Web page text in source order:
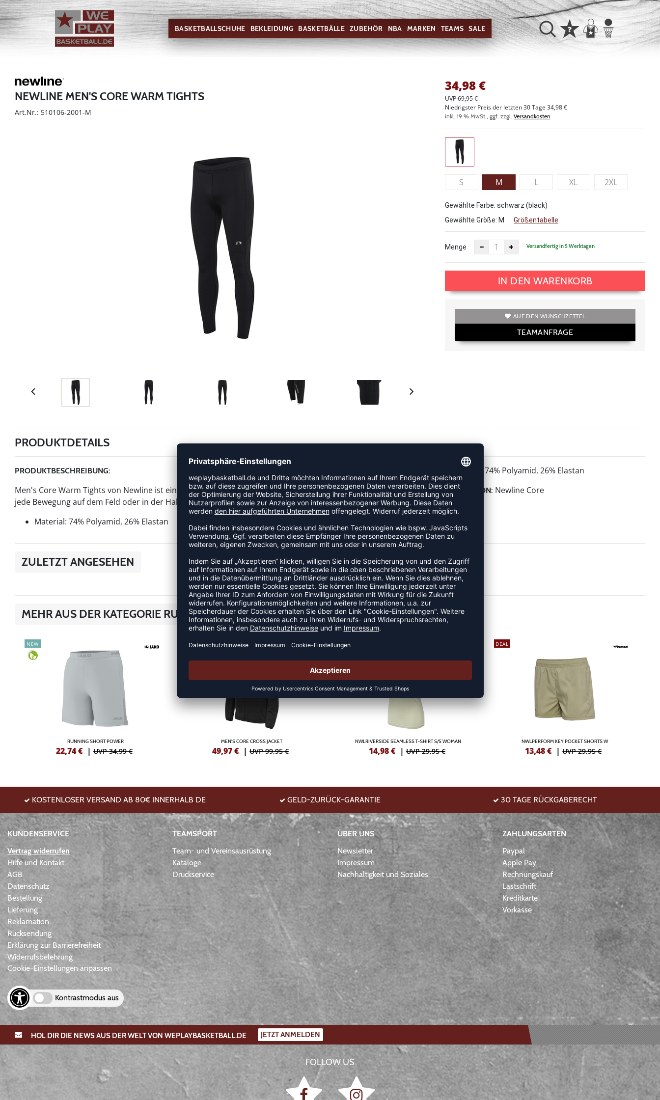
BASKETBALLSCHUHE BEKLEIDUNG BASKETBÄLLE ZUBEHÖR NBA MARKEN TEAMS SALE
NEWLINE MEN'S CORE WARM TIGHTS
Art.Nr.: 510106-2001-M
34,98€
UVP 69,95 €
Niedrigster Preis der letzten 30 Tage 34,98 €
inkl. 19 % MwSt., ggf. zzgl. Versandkosten
S M L XL 2XL
Gewählte Farbe: schwarz (black)
Gewählte Größe: M Größentabelle
Menge Versandfertig in 5 Werktagen
IN DEN WARENKORB
AUF DEN WUNSCHZETTEL
TEAMANFRAGE
PRODUKTDETAILS
PRODUKTBESCHREIBUNG:
Men's Core Warm Tights von Newline ist ein Artikel der Kategorie Laufhose. Der bewegliche Schnitt begleitet
jede Bewegung auf dem Feld oder in der Halle. Das Modell ist Teil der Newline Core-Kollektion.
Material: 74% Polyamid, 26% Elastan
74% Polyamid, 26% Elastan
KOLLEKTION: Newline Core
ZULETZT ANGESEHEN
MEHR AUS DER KATEGORIE RUNNING
NEW
RUNNING SHORT POWER
22,74€ |UVP 34,99 €
DEAL
MEN'S CORE CROSS JACKET
49,97€ |UVP 99,95 €
DEAL
NWLRIVERSIDE SEAMLESS T-SHIRT S/S WOMAN
14,98€ |UVP 29,95 €
DEAL
NWLPERFORM KEY POCKET SHORTS W
13,48€ |UVP 29,95 €
KOSTENLOSER VERSAND AB 80€ INNERHALB DE GELD-ZURÜCK-GARANTIE 30 TAGE RÜCKGABERECHT
KUNDENSERVICE
Vertrag widerrufen
Hilfe und Kontakt
AGB
Datenschutz
Bestellung
Lieferung
Reklamation
Rücksendung
Erklärung zur Barrierefreiheit
Widerrufsbelehrung
Cookie-Einstellungen anpassen
Kontrastmodus aus
TEAMSPORT
Team- und Vereinsausrüstung
Kataloge
Druckservice
ÜBER UNS
Newsletter
Impressum
Nachhaltigkeit und Soziales
ZAHLUNGSARTEN
Paypal
Apple Pay
Rechnungskauf
Lastschrift
Kreditkarte
Vorkasse
HOL DIR DIE NEWS AUS DER WELT VON WEPLAYBASKETBALL.DE JETZT ANMELDEN
FOLLOW US